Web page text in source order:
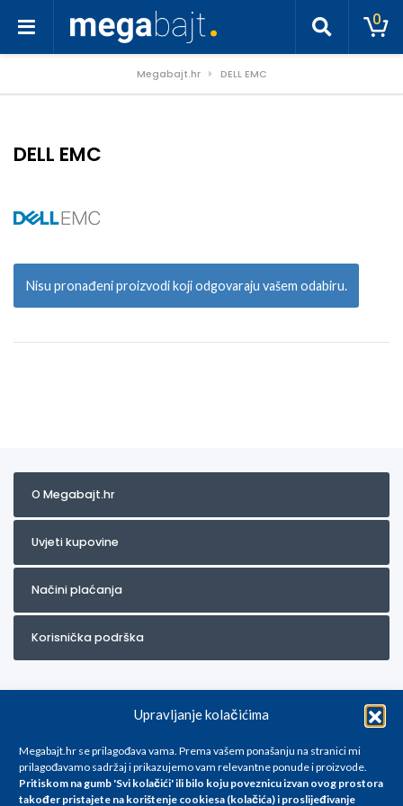
Upravljanje kolačićima
Megabajt.hr se prilagođava vama. Prema vašem ponašanju na stranici mi
prilagođavamo sadržaj i prikazujemo vam relevantne ponude i proizvode.
Pritiskom na gumb 'Svi kolačići' ili bilo koju poveznicu izvan ovog prostora
također pristajete na korištenje cookiesa (kolačića) i proslijeđivanje
0
Megabajt.hr DELL EMC
DELL EMC
Nisu pronađeni proizvodi koji odgovaraju vašem odabiru.
O Megabajt.hr
Uvjeti kupovine
Načini plaćanja
Korisnička podrška
Za artikle kojih trenutno nema u ponudi obratite nam se na